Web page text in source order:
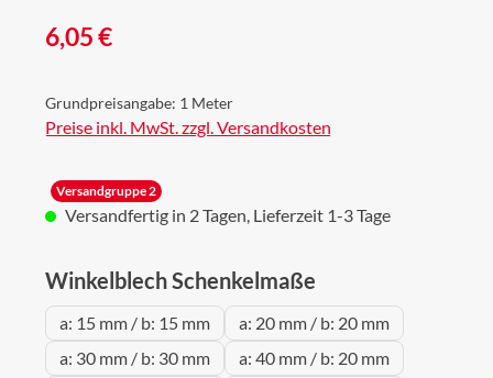
Regulärer Preis:
6,05 €
Grundpreisangabe: 1 Meter
Preise inkl. MwSt. zzgl. Versandkosten
Versandgruppe 2
Versandfertig in 2 Tagen, Lieferzeit 1-3 Tage
Winkelblech Schenkelmaße
a: 15 mm / b: 15 mm
a: 20 mm / b: 20 mm
a: 30 mm / b: 30 mm
a: 40 mm / b: 20 mm